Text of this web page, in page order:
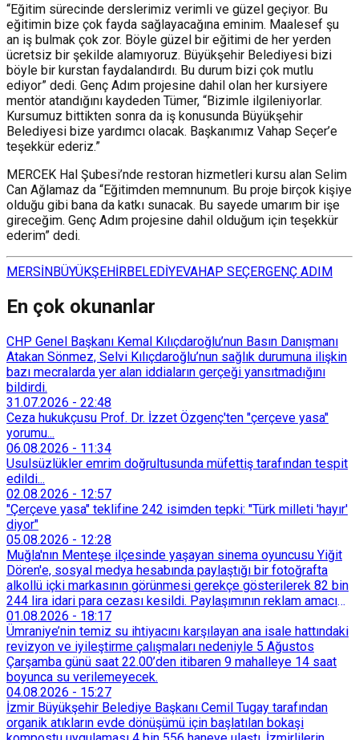
“Eğitim sürecinde derslerimiz verimli ve güzel geçiyor. Bu
eğitimin bize çok fayda sağlayacağına eminim. Maalesef şu
an iş bulmak çok zor. Böyle güzel bir eğitimi de her yerden
ücretsiz bir şekilde alamıyoruz. Büyükşehir Belediyesi bizi
böyle bir kurstan faydalandırdı. Bu durum bizi çok mutlu
ediyor” dedi. Genç Adım projesine dahil olan her kursiyere
mentör atandığını kaydeden Tümer, “Bizimle ilgileniyorlar.
Kursumuz bittikten sonra da iş konusunda Büyükşehir
Belediyesi bize yardımcı olacak. Başkanımız Vahap Seçer’e
teşekkür ederiz.”
MERCEK Hal Şubesi’nde restoran hizmetleri kursu alan Selim
Can Ağlamaz da “Eğitimden memnunum. Bu proje birçok kişiye
olduğu gibi bana da katkı sunacak. Bu sayede umarım bir işe
gireceğim. Genç Adım projesine dahil olduğum için teşekkür
ederim” dedi.
MERSİNBÜYÜKŞEHİRBELEDİYEVAHAP SEÇERGENÇ ADIM
En çok okunanlar
CHP Genel Başkanı Kemal Kılıçdaroğlu’nun Basın Danışmanı
Atakan Sönmez, Selvi Kılıçdaroğlu’nun sağlık durumuna ilişkin
bazı mecralarda yer alan iddiaların gerçeği yansıtmadığını
bildirdi.
31.07.2026 - 22:48
Ceza hukukçusu Prof. Dr. İzzet Özgenç'ten "çerçeve yasa"
yorumu...
06.08.2026 - 11:34
Usulsüzlükler emrim doğrultusunda müfettiş tarafından tespit
edildi...
02.08.2026 - 12:57
"Çerçeve yasa" teklifine 242 isimden tepki: "Türk milleti 'hayır'
diyor"
05.08.2026 - 12:28
Muğla'nın Menteşe ilçesinde yaşayan sinema oyuncusu Yiğit
Dören'e, sosyal medya hesabında paylaştığı bir fotoğrafta
alkollü içki markasının görünmesi gerekçe gösterilerek 82 bin
244 lira idari para cezası kesildi. Paylaşımının reklam amacı
taşımadığını savunan Dören, cezanın iptali için yargıya
başvurdu.
01.08.2026 - 18:17
Ümraniye’nin temiz su ihtiyacını karşılayan ana isale hattındaki
revizyon ve iyileştirme çalışmaları nedeniyle 5 Ağustos
Çarşamba günü saat 22.00’den itibaren 9 mahalleye 14 saat
boyunca su verilemeyecek.
04.08.2026 - 15:27
İzmir Büyükşehir Belediye Başkanı Cemil Tugay tarafından
organik atıkların evde dönüşümü için başlatılan bokaşi